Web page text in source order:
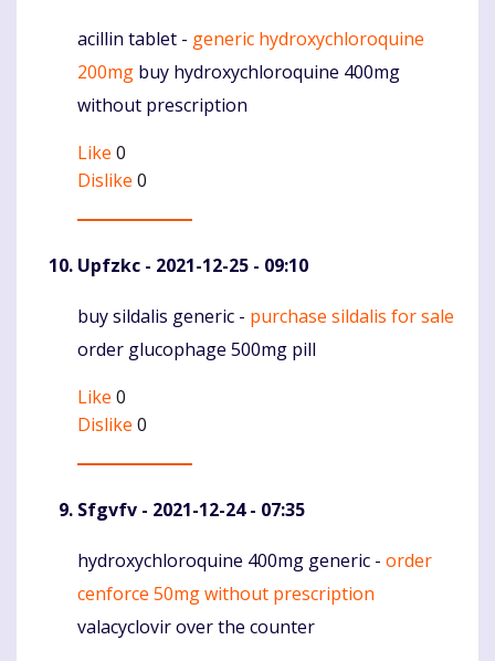
Komentaras
acillin tablet - generic hydroxychloroquine
200mg buy hydroxychloroquine 400mg
without prescription
Like 0
Dislike 0
Upfzkc - 2021-12-25 - 09:10
Komentaras
buy sildalis generic - purchase sildalis for sale
order glucophage 500mg pill
Like 0
Dislike 0
Sfgvfv - 2021-12-24 - 07:35
Komentaras
hydroxychloroquine 400mg generic - order
cenforce 50mg without prescription
valacyclovir over the counter